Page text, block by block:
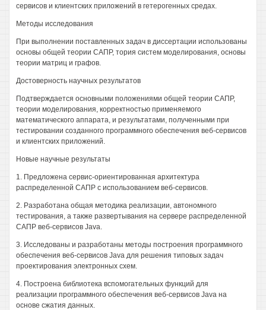
сервисов и клиентских приложений в гетерогенных средах.
Методы исследования
При выполнении поставленных задач в диссертации использованы
основы общей теории САПР, тория систем моделирования, основы
теории матриц и графов.
Достоверность научных результатов
Подтверждается основными положениями общей теории САПР,
теории моделирования, корректностью применяемого
математического аппарата, и результатами, полученными при
тестировании созданного программного обеспечения веб-сервисов
и клиентских приложений.
Новые научные результаты
1. Предложена сервис-ориентированная архитектура
распределенной САПР с использованием веб-сервисов.
2. Разработана общая методика реализации, автономного
тестирования, а также развертывания на сервере распределенной
САПР веб-сервисов Java.
3. Исследованы и разработаны методы построения программного
обеспечения веб-сервисов Java для решения типовых задач
проектирования электронных схем.
4. Построена библиотека вспомогательных функций для
реализации программного обеспечения веб-сервисов Java на
основе сжатия данных.